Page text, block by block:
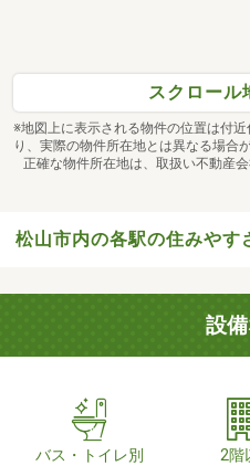
スクロール
※地図上に表示される物件の位置は付
り、実際の物件所在地とは異なる場合
正確な物件所在地は、取扱い不動産会
松山市内の各駅の住みやす
設
バス・トイレ別 2階